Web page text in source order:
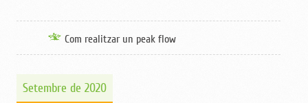
Com realitzar un peak flow
Setembre de 2020